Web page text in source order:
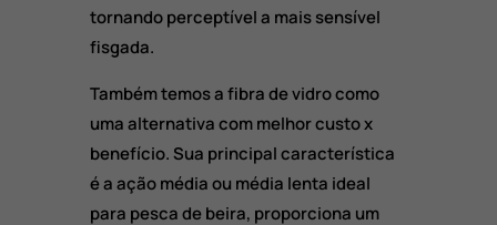
tornando perceptível a mais sensível
fisgada.
Também temos a fibra de vidro como
uma alternativa com melhor custo x
benefício. Sua principal característica
é a ação média ou média lenta ideal
para pesca de beira, proporciona um